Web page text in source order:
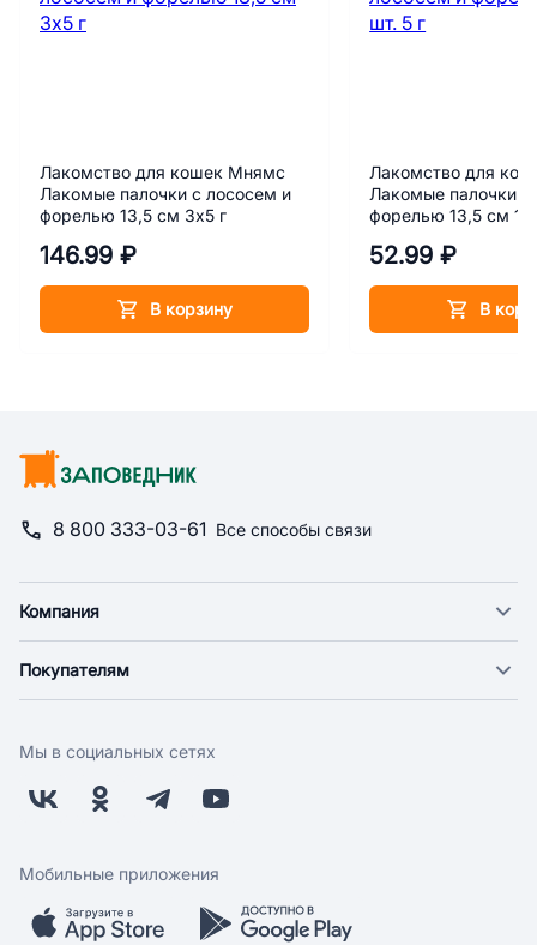
Лакомство для кошек Мнямс
Лакомые палочки с лососем и
форелью 13,5 см 3х5 г
146.99 ₽
В корзину
Лакомство для
Лакомые палочки с
форелью 13,5 см 1
52.99 ₽
В
8 800 333-03-61 Все способы связи
Компания
Новости
Поставщикам
Заводчикам
Обратная связь
Покупателям
Оплата
Бонусная программа
Скидки и акции
Мобильное приложение
Мы в социальных сетях
Мобильные приложения